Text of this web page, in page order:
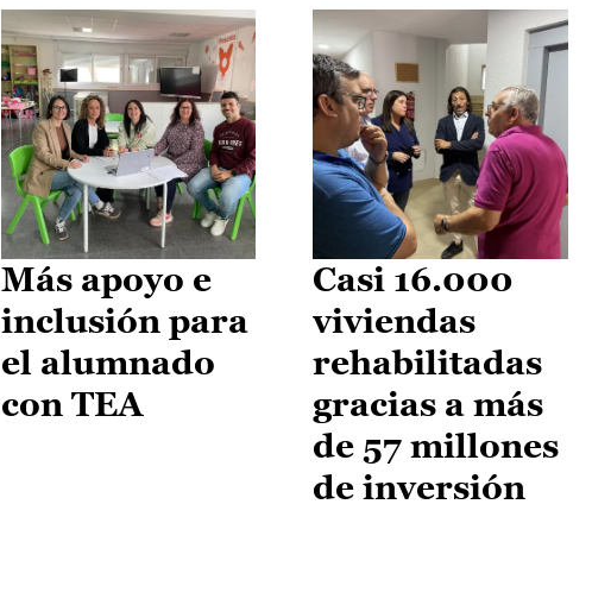
II
Más apoyo e
inclusión para
el alumnado
con TEA
Casi 16.000
viviendas
rehabilitadas
gracias a más
de 57 millones
de inversión